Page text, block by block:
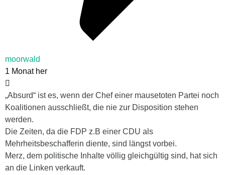
moorwald
1 Monat her
„Absurd“ ist es, wenn der Chef einer mausetoten Partei noch
Koalitionen ausschließt, die nie zur Disposition stehen
werden.
Die Zeiten, da die FDP z.B einer CDU als
Mehrheitsbeschafferin diente, sind längst vorbei.
Merz, dem politische Inhalte völlig gleichgültig sind, hat sich
an die Linken verkauft.